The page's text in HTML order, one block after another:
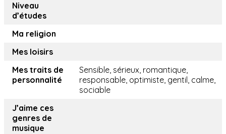
Niveau
d’études
Ma religion
Mes loisirs
Mes traits de
personnalité
Sensible, sérieux, romantique,
responsable, optimiste, gentil, calme,
sociable
J’aime ces
genres de
musique